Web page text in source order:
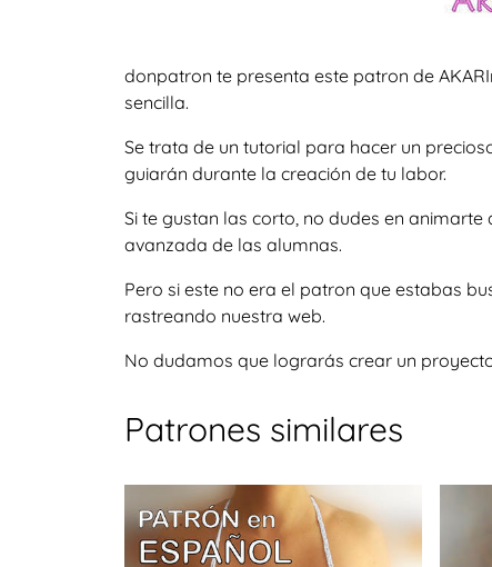
donpatron te presenta este patron de
sencilla.
Se trata de un tutorial para hacer un
guiarán durante la creación de tu labor.
Si te gustan las corto, no dudes en
avanzada de las alumnas.
Pero si este no era el patron que estabas
rastreando nuestra web.
No dudamos que lograrás crear un
Patrones similares